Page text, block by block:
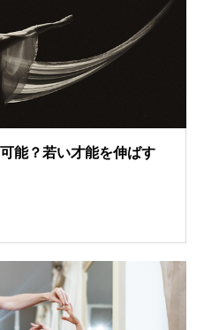
能？若い才能を伸ばす